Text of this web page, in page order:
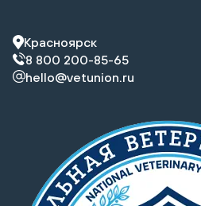
Красноярск
8 800 200-85-65
hello@vetunion.ru